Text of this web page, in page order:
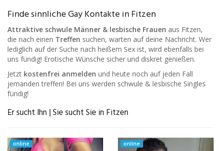
Finde sinnliche Gay Kontakte in Fitzen
Attraktive schwule Männer & lesbische Frauen aus Fitzen,
die nach einen Treffen suchen, warten auf deine Nachricht. Wer
lediglich auf der Suche nach heißem Sex ist, wird ebenfalls bei
uns fündig! Erotische Wünsche sicher und diskret genießen.
Jetzt kostenfrei anmelden und heute noch auf jeden Fall
jemanden treffen! Bei uns werden schwule & lesbische Singles
fündig!
Er sucht Ihn | Sie sucht Sie in Fitzen
online online